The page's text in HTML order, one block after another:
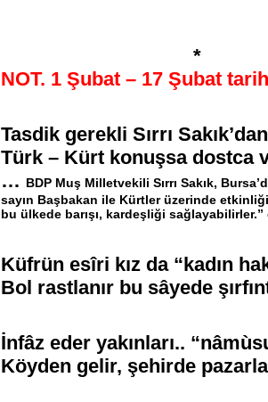
*
NOT. 1 Şubat – 17 Şubat
Tasdik gerekli Sırrı
Türk – Kürt konuşsa dostca
… BDP Muş Milletvekili Sırrı Sakık,
sayın Başbakan ile Kürtler üzerinde
bu ülkede barışı, kardeşliği
Küfrün esîri kız da
Bol rastlanır bu sâyede
İnfâz eder yakınları..
Köyden gelir, şehirde